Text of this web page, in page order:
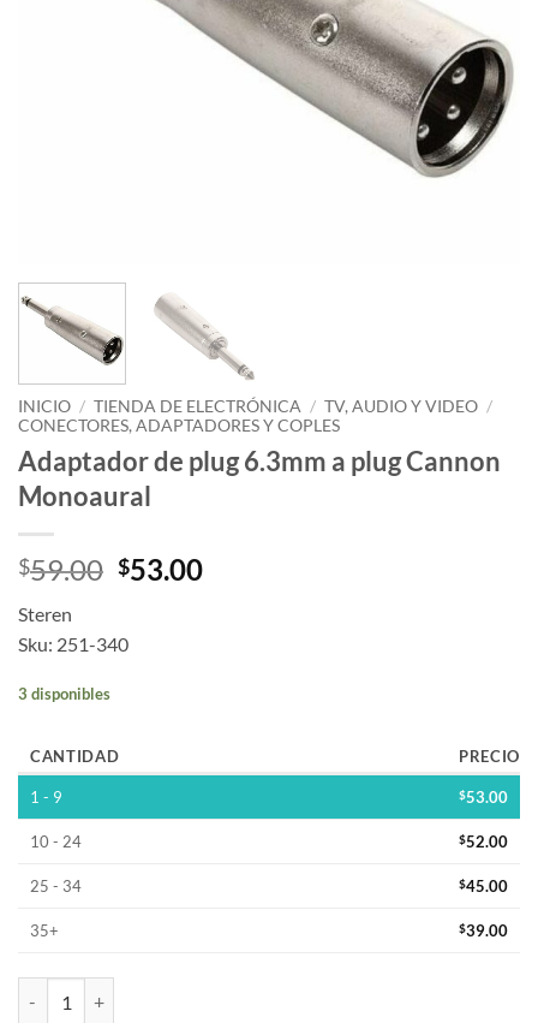
INICIO / TIENDA DE ELECTRÓNICA / TV, AUDIO Y VIDEO /
CONECTORES, ADAPTADORES Y COPLES
Adaptador de plug 6.3mm a plug Cannon
Monoaural
$59.00 $53.00
Steren
Sku: 251-340
3 disponibles
CANTIDAD PRECIO
1 - 9 $53.00
10 - 24 $52.00
25 - 34 $45.00
35+ $39.00